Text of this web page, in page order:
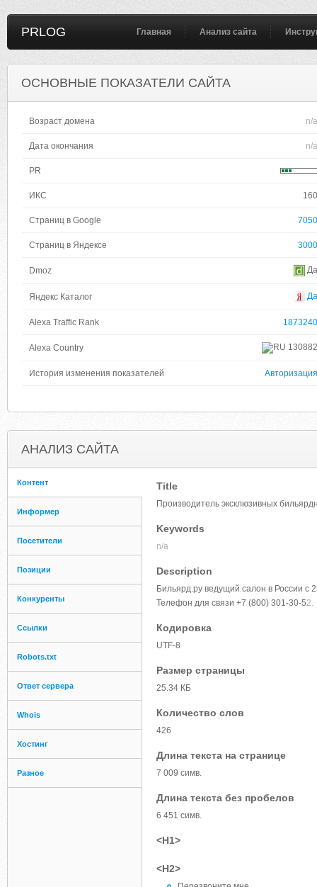
PRLOG Главная Анализ сайта
ОСНОВНЫЕ ПОКАЗАТЕЛИ САЙТА
Возраст домена n/a
Дата окончания n/a
PR
ИКС 160
Страниц в Google 7050
Страниц в Яндексе 3000
Dmoz Да
Яндекс Каталог Да
Alexa Traffic Rank 1873240
Alexa Country 130882
История изменения показателей Авторизация
АНАЛИЗ САЙТА
Контент
Информер
Посетители
Позиции
Конкуренты
Ссылки
Robots.txt
Ответ сервера
Whois
Хостинг
Разное
Title
Производитель эксклюзивных
Keywords
n/a
Description
Бильярд.ру ведущий салон в России с
Телефон для связи +7 (800) 301-30-52.
Кодировка
UTF-8
Размер страницы
25.34 КБ
Количество слов
426
Длина текста на странице
7 009 симв.
Длина текста без пробелов
6 451 симв.
<H1>
<H2>